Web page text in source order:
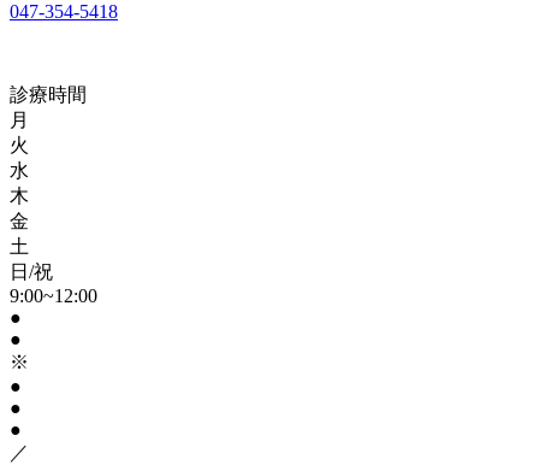
047-354-5418
診療時間
月
火
水
木
金
土
日/祝
9:00~12:00
●
●
※
●
●
●
／